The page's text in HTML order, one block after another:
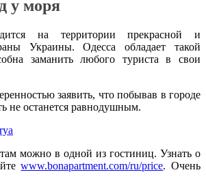
у моря
на территории прекрасной и
Украины. Одесса обладает такой
заманить любого туриста в свои
заявить, что побывав в городе
не останется равнодушным.
можно в одной из гостиниц. Узнать о
www.bonapartment.com/ru/price. Очень